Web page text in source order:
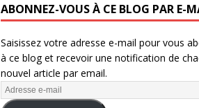
ABONNEZ-VOUS À CE BLOG PAR E-
Saisissez votre adresse e-mail pour vous
à ce blog et recevoir une notification de
nouvel article par email.